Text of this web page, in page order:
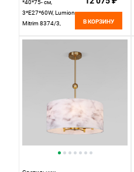
*40*75- см,
3*E27*60W, Lumion
Mitrim 8374/3,
В КОРЗИНУ